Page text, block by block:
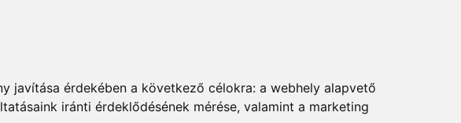
javítása érdekében a következő célokra: a webhely alapvető
iránti érdeklődésének mérése, valamint a marketing